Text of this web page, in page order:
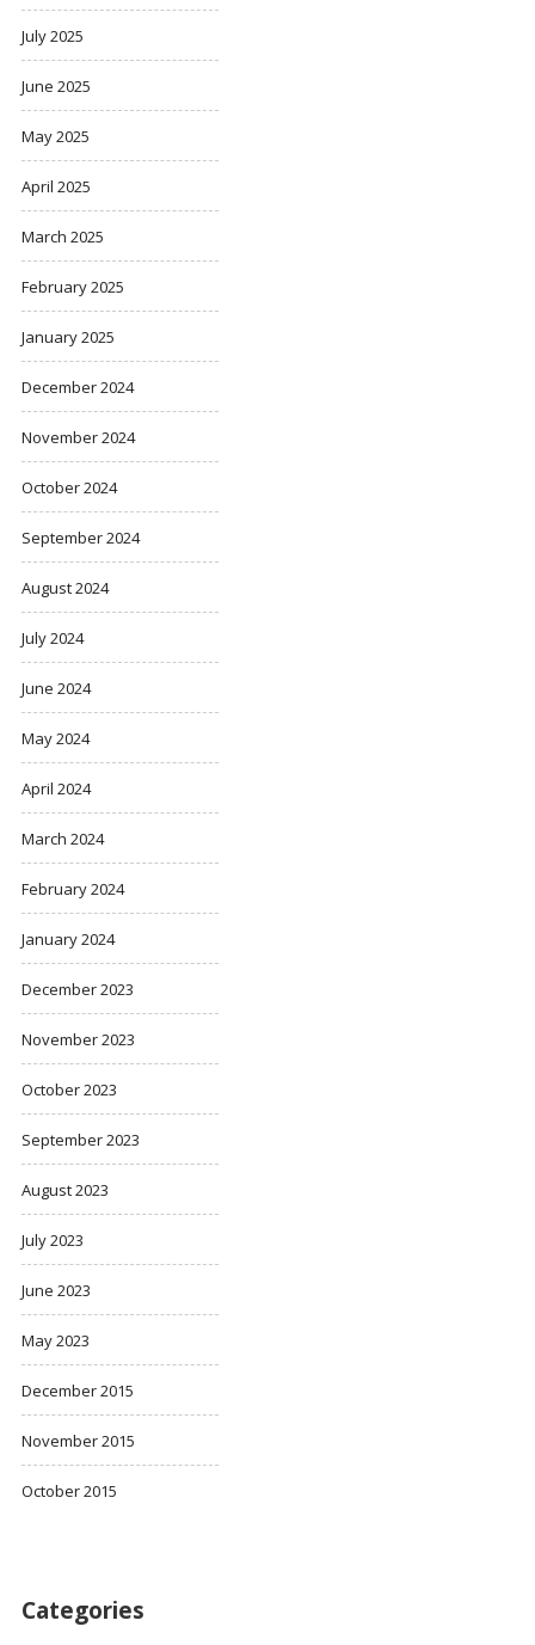
July 2025
June 2025
May 2025
April 2025
March 2025
February 2025
January 2025
December 2024
November 2024
October 2024
September 2024
August 2024
July 2024
June 2024
May 2024
April 2024
March 2024
February 2024
January 2024
December 2023
November 2023
October 2023
September 2023
August 2023
July 2023
June 2023
May 2023
December 2015
November 2015
October 2015
Categories